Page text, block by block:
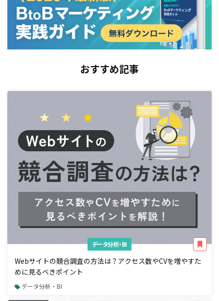
おすすめ記事
データ分析・BI
Webサイトの競合調査の方法は？アクセス数やCVを増やすた
めに見るべきポイント
データ分析・BI